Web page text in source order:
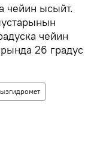
чейин ысыйт.
чейин
26 градус